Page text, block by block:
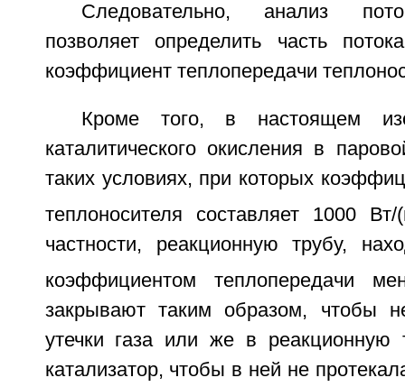
Следовательно, анализ
позволяет определить часть
коэффициент теплопередачи
Кроме того, в настоящем
каталитического окисления в
таких условиях, при которых
теплоносителя составляет 1000 Вт/
частности, реакционную трубу,
коэффициентом теплопередачи
закрывают таким образом, чтобы
утечки газа или же в реакционную
катализатор, чтобы в ней не